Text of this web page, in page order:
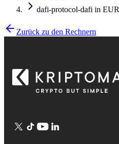
dafi-protocol-dafi in EUR
Zurück zu den Rechnern